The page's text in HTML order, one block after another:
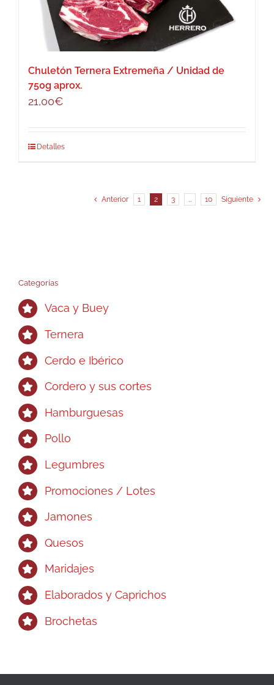
Chuletón Ternera Extremeña / Unidad de
750g aprox.
21,00€
Detalles
Anterior 1 2 3 … 10 Siguiente
Categorías
Vaca y Buey
Ternera
Cerdo e Ibérico
Cordero y sus cortes
Hamburguesas
Pollo
Legumbres
Promociones / Lotes
Jamones
Quesos
Maridajes
Elaborados y Caprichos
Brochetas